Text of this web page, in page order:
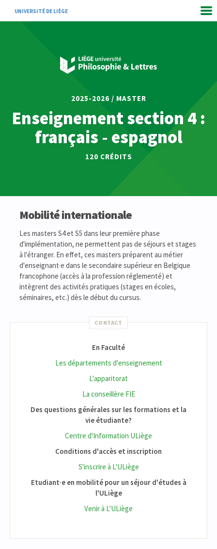
UNIVERSITÉ DE LIÈGE
2025-2026 / MASTER
Enseignement section 4 :
français - espagnol
120 CRÉDITS
Mobilité internationale
Les masters S4 et S5 dans leur première phase
d'implémentation, ne permettent pas de séjours et stages
à l'étranger. En effet, ces masters préparent au métier
d'enseignant·e dans le secondaire supérieur en Belgique
francophone (accès à la profession réglementé) et
intègrent des activités pratiques (stages en écoles,
séminaires, etc.) dès le début du cursus.
CONTACT
En Faculté
Les départements d'enseignement
L'apparitorat
La conseillère FIE
Des questions générales sur les formations et la
vie étudiante?
Centre d'Information ULiège
Conditions d'accès et inscription
S'inscrire à L'ULiège
Etudiant·e en mobilité pour un séjour d'études à
l'ULiège
Venir à L'ULiège